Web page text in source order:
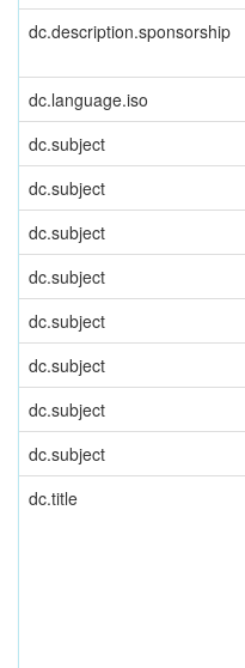
dc.description.sponsorship
dc.language.iso
dc.subject
dc.subject
dc.subject
dc.subject
dc.subject
dc.subject
dc.subject
dc.subject
dc.title